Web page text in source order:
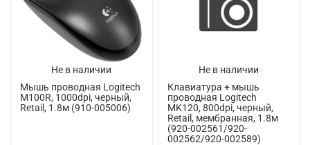
Не в наличии
Мышь проводная Logitech
M100R, 1000dpi, черный,
Retail, 1.8м (910-005006)
Не в наличии
Клавиатура + мышь
проводная Logitech
MK120, 800dpi, черный,
Retail, мембранная, 1.8м
(920-002561/920-
002562/920-002589)